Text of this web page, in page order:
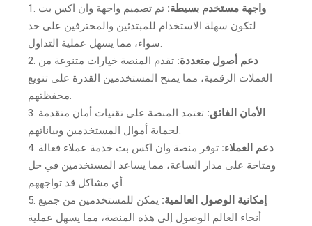
واجهة مستخدم بسيطة: تم تصميم واجهة وان اكس بت
لتكون سهلة الاستخدام للمبتدئين والمحترفين على حد
سواء، مما يسهل عملية التداول.
دعم أصول متعددة: تقدم المنصة خيارات متنوعة من
العملات الرقمية، مما يمنح المستخدمين القدرة على تنويع
محفظتهم.
الأمان الفائق: تعتمد المنصة على تقنيات أمان متقدمة
لحماية أموال المستخدمين وبياناتهم.
دعم العملاء: توفر منصة وان اكس بت خدمة عملاء فعالة
ومتاحة على مدار الساعة، مما يساعد المستخدمين في حل
أي مشاكل قد تواجههم.
إمكانية الوصول العالمية: يمكن للمستخدمين من جميع
أنحاء العالم الوصول إلى هذه المنصة، مما يسهل عملية